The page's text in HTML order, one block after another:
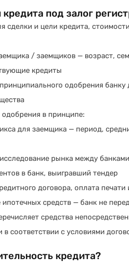
под залог
сделки и цели кредита,
/ заемщиков — возраст,
кредиты
одобрения
в принципе:
для заемщика — период,
рынка между
в банк, выигравший тендер
договора, оплата
ипотечных средств — банк не
средства
в соответствии с условиями
кредита?